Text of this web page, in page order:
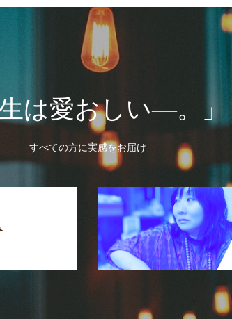
は愛おしい―。」
すべての方に実感をお届け